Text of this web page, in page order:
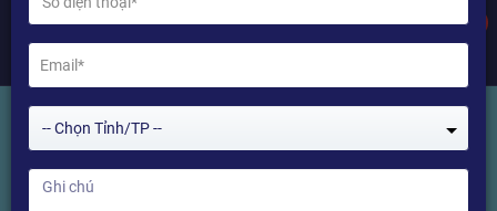
PHỤ KIỆN ÂM THANH
-- Chọn Tỉnh/TP --